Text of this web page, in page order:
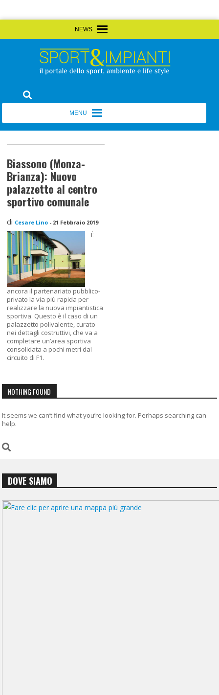
to
Sport&Impianti
Biassono (Monza-
Brianza): Nuovo
palazzetto al centro
sportivo comunale
di Cesare Lino - 21 Febbraio 2019
È
ancora il partenariato pubblico-
privato la via più rapida per
realizzare la nuova impiantistica
sportiva. Questo è il caso di un
palazzetto polivalente, curato
nei dettagli costruttivi, che va a
completare un’area sportiva
consolidata a pochi metri dal
circuito di F1.
NOTHING FOUND
It seems we can’t find what you’re looking for. Perhaps searching can
help.
DOVE SIAMO